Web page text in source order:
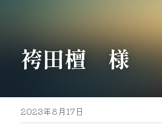
牡蠣販売
グッズ販売
袴田檀　様
2023年8月17日